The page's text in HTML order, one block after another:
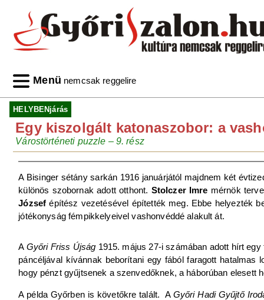
Menü nemcsak reggelire
HELYBENjárás
Egy kiszolgált katonaszobor: a
Várostörténeti puzzle – 9. rész
A Bisinger sétány sarkán 1916 januárjától majdnem két
különös szobornak adott otthont. Stolczer Imre mérnök
József építész vezetésével építették meg. Ebbe helyezték
jótékonyság fémpikkelyeivel vashonvéddé alakult át.
A Győri Friss Újság 1915. május 27-i számában adott hírt
páncéljával kívánnak beborítani egy fából faragott
hogy pénzt gyűjtsenek a szenvedőknek, a háborúban elesett
A példa Győrben is követőkre talált. A Győri Hadi Gyűjtő